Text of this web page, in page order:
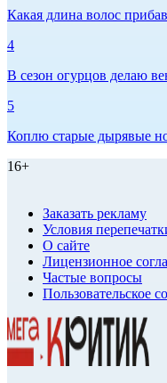
Какая длина волос
4
В сезон огурцов делаю
5
Коплю старые дырявые
16+
Заказать рекламу
Условия
О сайте
Лицензионное
Частые вопросы
Пользовательское